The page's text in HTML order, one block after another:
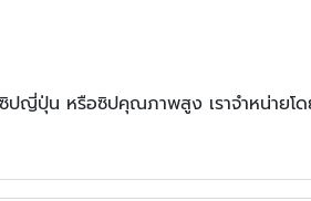
ญี่ปุ่น หรือซิปคุณภาพสูง เราจำหน่ายโด